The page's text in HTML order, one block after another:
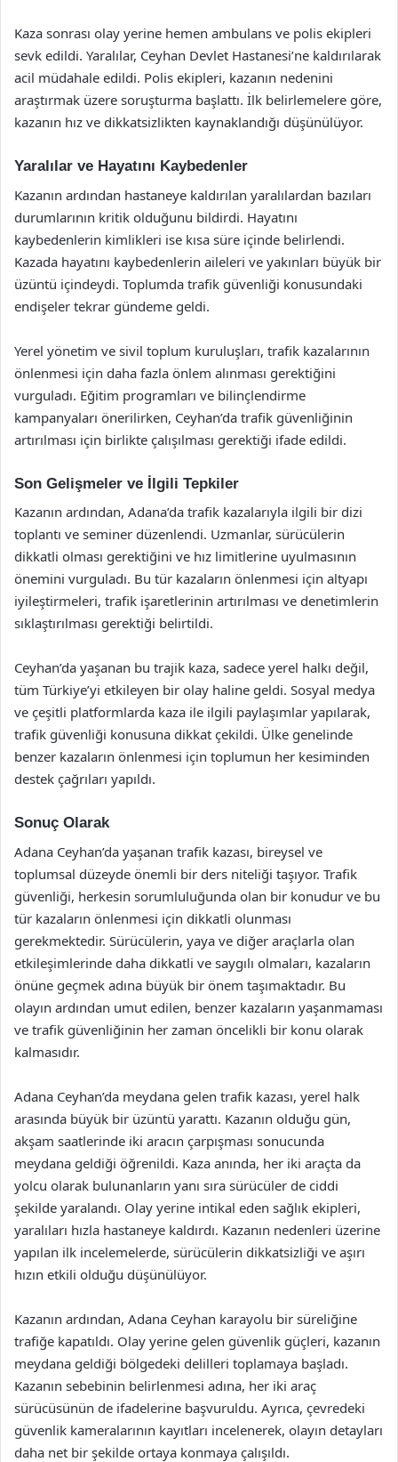
Kaza sonrası olay yerine hemen ambulans ve polis ekipleri
sevk edildi. Yaralılar, Ceyhan Devlet Hastanesi’ne kaldırılarak
acil müdahale edildi. Polis ekipleri, kazanın nedenini
araştırmak üzere soruşturma başlattı. İlk belirlemelere göre,
kazanın hız ve dikkatsizlikten kaynaklandığı düşünülüyor.
Yaralılar ve Hayatını Kaybedenler
Kazanın ardından hastaneye kaldırılan yaralılardan bazıları
durumlarının kritik olduğunu bildirdi. Hayatını
kaybedenlerin kimlikleri ise kısa süre içinde belirlendi.
Kazada hayatını kaybedenlerin aileleri ve yakınları büyük bir
üzüntü içindeydi. Toplumda trafik güvenliği konusundaki
endişeler tekrar gündeme geldi.
Yerel yönetim ve sivil toplum kuruluşları, trafik kazalarının
önlenmesi için daha fazla önlem alınması gerektiğini
vurguladı. Eğitim programları ve bilinçlendirme
kampanyaları önerilirken, Ceyhan’da trafik güvenliğinin
artırılması için birlikte çalışılması gerektiği ifade edildi.
Son Gelişmeler ve İlgili Tepkiler
Kazanın ardından, Adana’da trafik kazalarıyla ilgili bir dizi
toplantı ve seminer düzenlendi. Uzmanlar, sürücülerin
dikkatli olması gerektiğini ve hız limitlerine uyulmasının
önemini vurguladı. Bu tür kazaların önlenmesi için altyapı
iyileştirmeleri, trafik işaretlerinin artırılması ve denetimlerin
sıklaştırılması gerektiği belirtildi.
Ceyhan’da yaşanan bu trajik kaza, sadece yerel halkı değil,
tüm Türkiye’yi etkileyen bir olay haline geldi. Sosyal medya
ve çeşitli platformlarda kaza ile ilgili paylaşımlar yapılarak,
trafik güvenliği konusuna dikkat çekildi. Ülke genelinde
benzer kazaların önlenmesi için toplumun her kesiminden
destek çağrıları yapıldı.
Sonuç Olarak
Adana Ceyhan’da yaşanan trafik kazası, bireysel ve
toplumsal düzeyde önemli bir ders niteliği taşıyor. Trafik
güvenliği, herkesin sorumluluğunda olan bir konudur ve bu
tür kazaların önlenmesi için dikkatli olunması
gerekmektedir. Sürücülerin, yaya ve diğer araçlarla olan
etkileşimlerinde daha dikkatli ve saygılı olmaları, kazaların
önüne geçmek adına büyük bir önem taşımaktadır. Bu
olayın ardından umut edilen, benzer kazaların yaşanmaması
ve trafik güvenliğinin her zaman öncelikli bir konu olarak
kalmasıdır.
Adana Ceyhan’da meydana gelen trafik kazası, yerel halk
arasında büyük bir üzüntü yarattı. Kazanın olduğu gün,
akşam saatlerinde iki aracın çarpışması sonucunda
meydana geldiği öğrenildi. Kaza anında, her iki araçta da
yolcu olarak bulunanların yanı sıra sürücüler de ciddi
şekilde yaralandı. Olay yerine intikal eden sağlık ekipleri,
yaralıları hızla hastaneye kaldırdı. Kazanın nedenleri üzerine
yapılan ilk incelemelerde, sürücülerin dikkatsizliği ve aşırı
hızın etkili olduğu düşünülüyor.
Kazanın ardından, Adana Ceyhan karayolu bir süreliğine
trafiğe kapatıldı. Olay yerine gelen güvenlik güçleri, kazanın
meydana geldiği bölgedeki delilleri toplamaya başladı.
Kazanın sebebinin belirlenmesi adına, her iki araç
sürücüsünün de ifadelerine başvuruldu. Ayrıca, çevredeki
güvenlik kameralarının kayıtları incelenerek, olayın detayları
daha net bir şekilde ortaya konmaya çalışıldı.